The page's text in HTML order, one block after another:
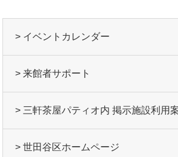
> イベントカレンダー
> 来館者サポート
> 三軒茶屋パティオ内 掲示施設利用
> 世田谷区ホームページ